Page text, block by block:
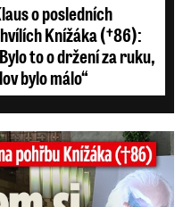
o posledních
Knížáka (†86):
to o držení za ruku,
bylo málo“
Přál jsem si...